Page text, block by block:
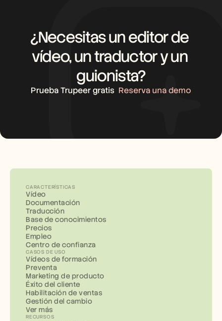
¿Necesitas un editor de
vídeo, un traductor y un
guionista?
Prueba Trupeer gratis Reserva una demo
CARACTERÍSTICAS
Vídeo
Documentación
Traducción
Base de conocimientos
Precios
Empleo
Centro de confianza
CASOS DE USO
Vídeos de formación
Preventa
Marketing de producto
Éxito del cliente
Habilitación de ventas
Gestión del cambio
Ver más
RECURSOS